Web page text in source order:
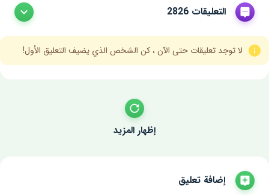
التعليقات 2826
لا توجد تعليقات حتى الآن ، كن الشخص الذي يضيف التعليق الأول!
إظهار المزيد
إضافة تعليق